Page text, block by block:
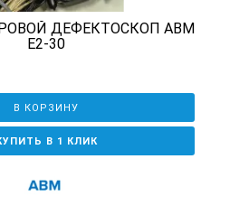
аккумулятор:
для температурного диапазона, °С
ДЕФЕКТОСКОП АВМ
Е2-30
В КОРЗИНУ
В 1 КЛИК